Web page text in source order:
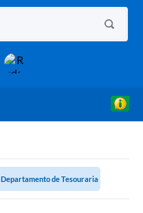
Departamento de Tesouraria